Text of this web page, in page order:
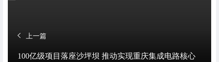
上一篇
100亿级项目落座沙坪坝 推动实现重庆集成电路核心